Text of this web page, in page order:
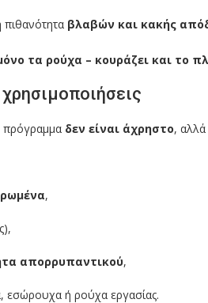
βλαβών και κακής
τα ρούχα – κουράζει και το
πρόγραμμα δεν είναι άχρηστο, αλλά
,
απορρυπαντικού,
εσώρουχα ή ρούχα εργασίας.